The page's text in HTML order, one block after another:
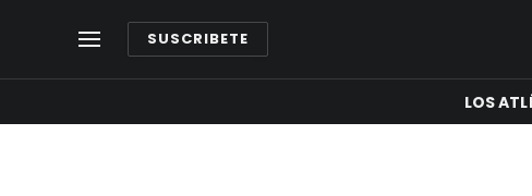
SUSCRIBETE
LOS